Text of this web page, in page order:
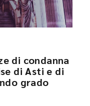
di condanna
di Asti e di
grado